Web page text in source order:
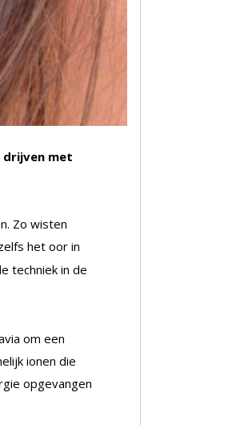
drijven met
Zo wisten
het oor in
techniek in de
om een
ionen die
opgevangen